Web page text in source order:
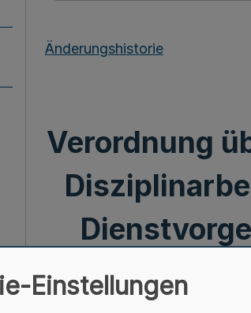
Änderungshistorie
Verordnung
Einstellungen